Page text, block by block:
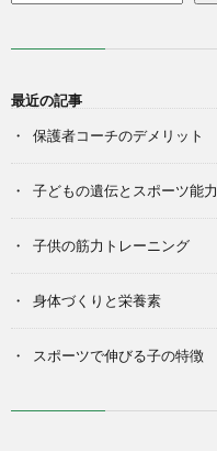
最近の記事
保護者コーチのデメリット
子どもの遺伝とスポーツ能力
子供の筋力トレーニング
身体づくりと栄養素
スポーツで伸びる子の特徴